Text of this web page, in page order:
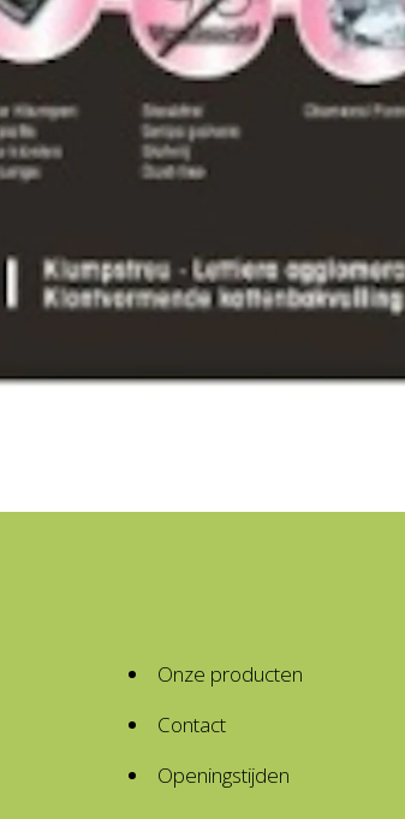
Onze producten
Contact
Openingstijden